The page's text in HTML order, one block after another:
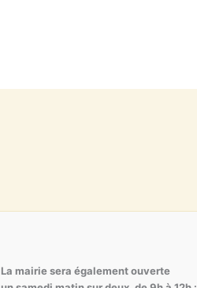
La mairie sera également ouverte